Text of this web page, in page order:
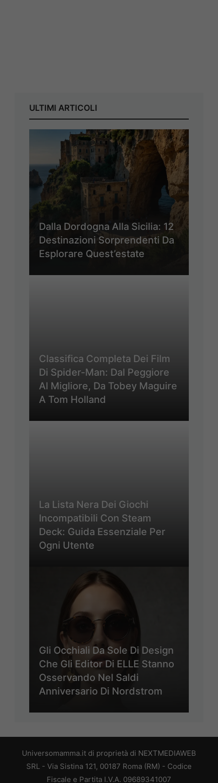
ULTIMI ARTICOLI
Dalla Dordogna Alla Sicilia: 12
Destinazioni Sorprendenti Da
Esplorare Quest’estate
Classifica Completa Dei Film
Di Spider-Man: Dal Peggiore
Al Migliore, Da Tobey Maguire
A Tom Holland
La Lista Nera Dei Giochi
Incompatibili Con Steam
Deck: Guida Essenziale Per
Ogni Utente
Gli Occhiali Da Sole Di Design
Che Gli Editor Di ELLE Stanno
Osservando Nel Saldi
Anniversario Di Nordstrom
Universomamma.it di proprietà di NEXTMEDIAWEB
SRL - Via Sistina 121, 00187 Roma (RM) - Codice
Fiscale e Partita I.V.A. 09689341007